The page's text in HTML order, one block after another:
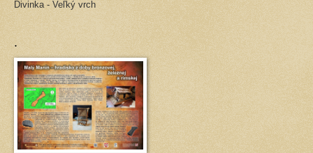
Divinka - Veľký vrch
.